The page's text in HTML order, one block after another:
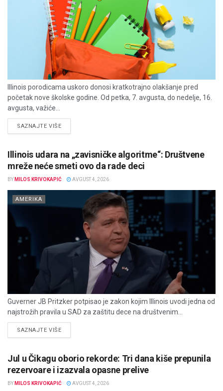
Illinois porodicama uskoro donosi kratkotrajno olakšanje pred
početak nove školske godine. Od petka, 7. avgusta, do nedelje, 16.
avgusta, važiće...
SAZNAJTE VIŠEDETAILS
Illinois udara na „zavisničke algoritme“: Društvene
mreže neće smeti ovo da rade deci
BY MILOS KRIVOKAPIĆ AVGUST 4, 2026
AMERIKA
Guverner JB Pritzker potpisao je zakon kojim Illinois uvodi jedna od
najstrožih pravila u SAD za zaštitu dece na društvenim...
SAZNAJTE VIŠEDETAILS
Jul u Čikagu oborio rekorde: Tri dana kiše prepunila
rezervoare i izazvala opasne prelive
BY MILOS KRIVOKAPIĆ AVGUST 4, 2026